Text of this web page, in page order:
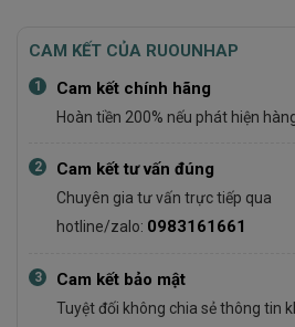
CAM KẾT CỦA RUOUNHAP
1 Cam kết chính hãng
Hoàn tiền 200% nếu phát hiện
2 Cam kết tư vấn đúng
Chuyên gia tư vấn trực tiếp qua
hotline/zalo: 0983161661
3 Cam kết bảo mật
Tuyệt đối không chia sẻ thông tin